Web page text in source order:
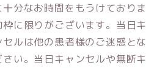
分なお時間をもうけておりま
に限りがございます。当日キ
ルは他の患者様のご迷惑とな
い。当日キャンセルや無断キ